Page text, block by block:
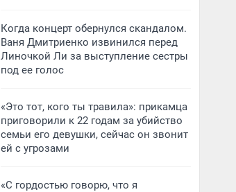
Когда концерт обернулся скандалом.
Ваня Дмитриенко извинился перед
Линочкой Ли за выступление сестры
под ее голос
«Это тот, кого ты травила»: прикамца
приговорили к 22 годам за убийство
семьи его девушки, сейчас он звонит
ей с угрозами
«С гордостью говорю, что я